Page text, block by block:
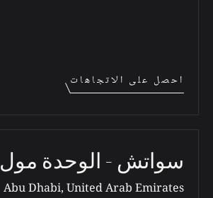
احصل على الاتجاهات
سواتش - الوحدة مول
Abu Dhabi, United Arab Emirates